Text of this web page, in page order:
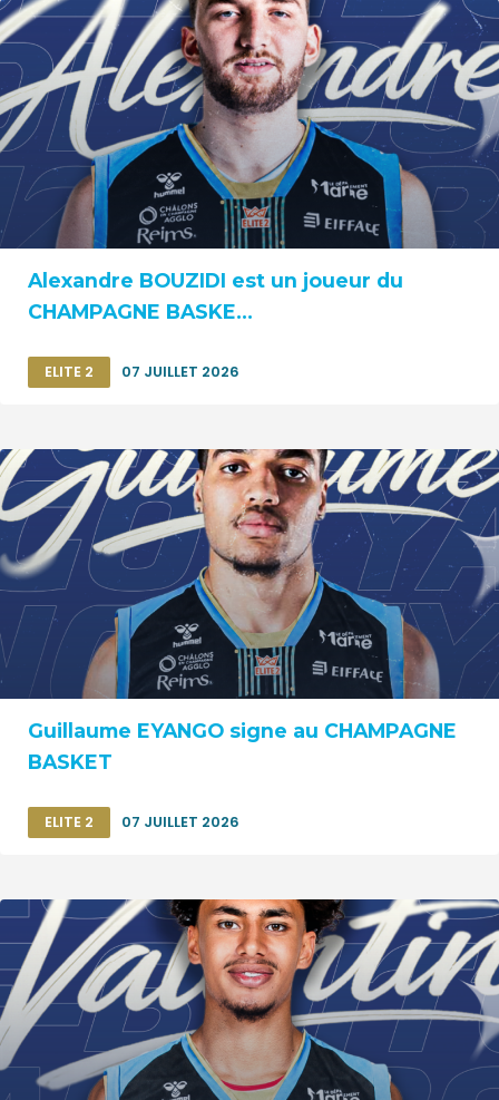
Alexandre BOUZIDI est un joueur du
CHAMPAGNE BASKE...
ELITE 2 07 JUILLET 2026
Guillaume EYANGO signe au CHAMPAGNE
BASKET
ELITE 2 07 JUILLET 2026